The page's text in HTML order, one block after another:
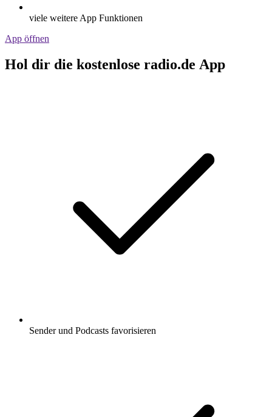
viele weitere App Funktionen
App öffnen
Hol dir die kostenlose radio.de App
Sender und Podcasts favorisieren